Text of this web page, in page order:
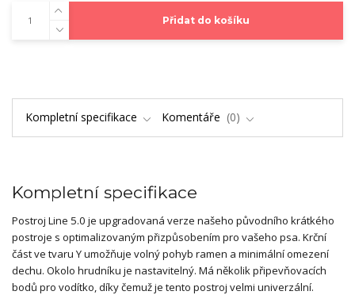
Přidat do košíku
Kompletní specifikace Komentáře 0
Kompletní specifikace
Postroj Line 5.0 je upgradovaná verze našeho původního krátkého
postroje s optimalizovaným přizpůsobením pro vašeho psa. Krční
část ve tvaru Y umožňuje volný pohyb ramen a minimální omezení
dechu. Okolo hrudníku je nastavitelný. Má několik připevňovacích
bodů pro vodítko, díky čemuž je tento postroj velmi univerzální.